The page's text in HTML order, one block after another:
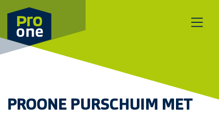
Meteen naar de content
PROONE PURSCHUIM MET